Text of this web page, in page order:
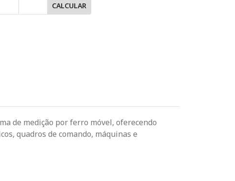
CALCULAR
de medição por ferro móvel, oferecendo
quadros de comando, máquinas e